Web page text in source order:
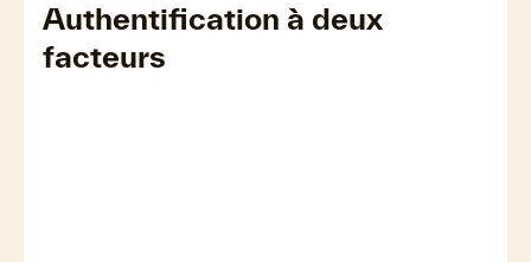
Authentification à deux
facteurs